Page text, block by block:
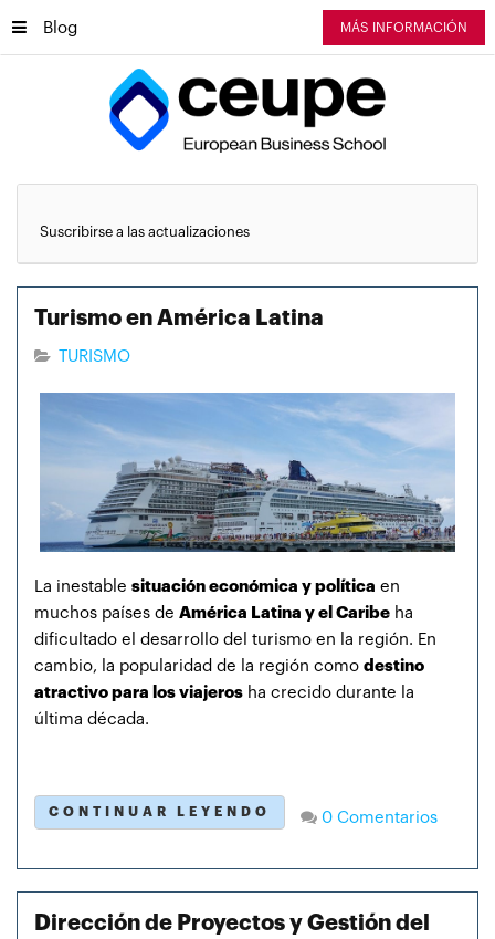
Blog MÁS INFORMACIÓN
Suscribirse a las actualizaciones
Turismo en América Latina
TURISMO
La inestable situación económica y política en
muchos países de América Latina y el Caribe ha
dificultado el desarrollo del turismo en la región. En
cambio, la popularidad de la región como destino
atractivo para los viajeros ha crecido durante la
última década.
CONTINUAR LEYENDO 0 Comentarios
Dirección de Proyectos y Gestión del